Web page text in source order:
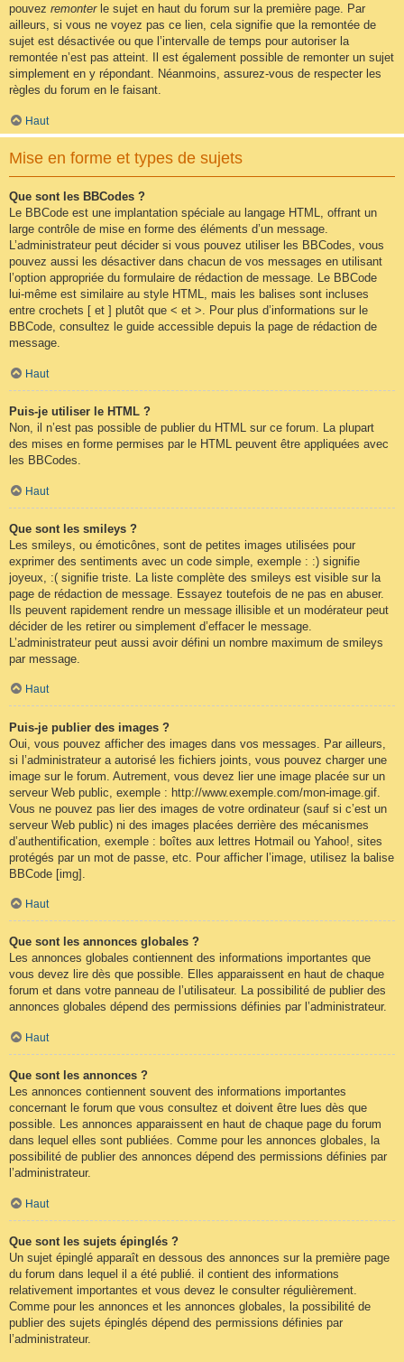
pouvez remonterle sujet en haut du forum sur la première page. Par
ailleurs, si vous ne voyez pas ce lien, cela signifie que la remontée de
sujet est désactivée ou que l’intervalle de temps pour autoriser la
remontée n’est pas atteint. Il est également possible de remonter un sujet
simplement en y répondant. Néanmoins, assurez-vous de respecter les
règles du forum en le faisant.
Haut
Mise en forme et types de sujets
Que sont les BBCodes ?
Le BBCode est une implantation spéciale au langage HTML, offrant un
large contrôle de mise en forme des éléments d’un message.
L’administrateur peut décider si vous pouvez utiliser les BBCodes, vous
pouvez aussi les désactiver dans chacun de vos messages en utilisant
l’option appropriée du formulaire de rédaction de message. Le BBCode
lui-même est similaire au style HTML, mais les balises sont incluses
entre crochets [ et ] plutôt que < et >. Pour plus d’informations sur le
BBCode, consultez le guide accessible depuis la page de rédaction de
message.
Haut
Puis-je utiliser le HTML ?
Non, il n’est pas possible de publier du HTML sur ce forum. La plupart
des mises en forme permises par le HTML peuvent être appliquées avec
les BBCodes.
Haut
Que sont les smileys ?
Les smileys, ou émoticônes, sont de petites images utilisées pour
exprimer des sentiments avec un code simple, exemple : :) signifie
joyeux, :( signifie triste. La liste complète des smileys est visible sur la
page de rédaction de message. Essayez toutefois de ne pas en abuser.
Ils peuvent rapidement rendre un message illisible et un modérateur peut
décider de les retirer ou simplement d’effacer le message.
L’administrateur peut aussi avoir défini un nombre maximum de smileys
par message.
Haut
Puis-je publier des images ?
Oui, vous pouvez afficher des images dans vos messages. Par ailleurs,
si l’administrateur a autorisé les fichiers joints, vous pouvez charger une
image sur le forum. Autrement, vous devez lier une image placée sur un
serveur Web public, exemple : http://www.exemple.com/mon-image.gif.
Vous ne pouvez pas lier des images de votre ordinateur (sauf si c’est un
serveur Web public) ni des images placées derrière des mécanismes
d’authentification, exemple : boîtes aux lettres Hotmail ou Yahoo!, sites
protégés par un mot de passe, etc. Pour afficher l’image, utilisez la balise
BBCode [img].
Haut
Que sont les annonces globales ?
Les annonces globales contiennent des informations importantes que
vous devez lire dès que possible. Elles apparaissent en haut de chaque
forum et dans votre panneau de l’utilisateur. La possibilité de publier des
annonces globales dépend des permissions définies par l’administrateur.
Haut
Que sont les annonces ?
Les annonces contiennent souvent des informations importantes
concernant le forum que vous consultez et doivent être lues dès que
possible. Les annonces apparaissent en haut de chaque page du forum
dans lequel elles sont publiées. Comme pour les annonces globales, la
possibilité de publier des annonces dépend des permissions définies par
l’administrateur.
Haut
Que sont les sujets épinglés ?
Un sujet épinglé apparaît en dessous des annonces sur la première page
du forum dans lequel il a été publié. il contient des informations
relativement importantes et vous devez le consulter régulièrement.
Comme pour les annonces et les annonces globales, la possibilité de
publier des sujets épinglés dépend des permissions définies par
l’administrateur.